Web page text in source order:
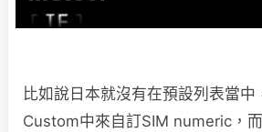
比如說日本就沒有在預設列表當中
Custom中來自訂SIM numeric，